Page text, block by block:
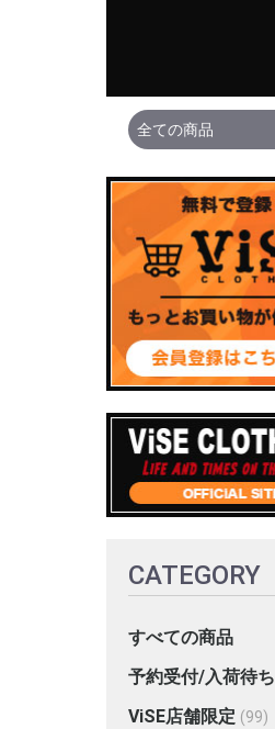
CATEGORY
すべての商品
予約受付/入荷待ち
ViSE店舗限定 (99)